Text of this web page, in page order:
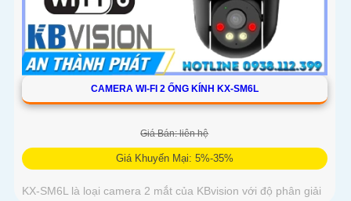
CAMERA WI-FI 2 ỐNG KÍNH KX-SM6L
Giá Bán: liên hệ
Giá Khuyến Mại: 5%-35%
KX-SM6L là loại camera 2 mắt của KBvision với độ phân giải